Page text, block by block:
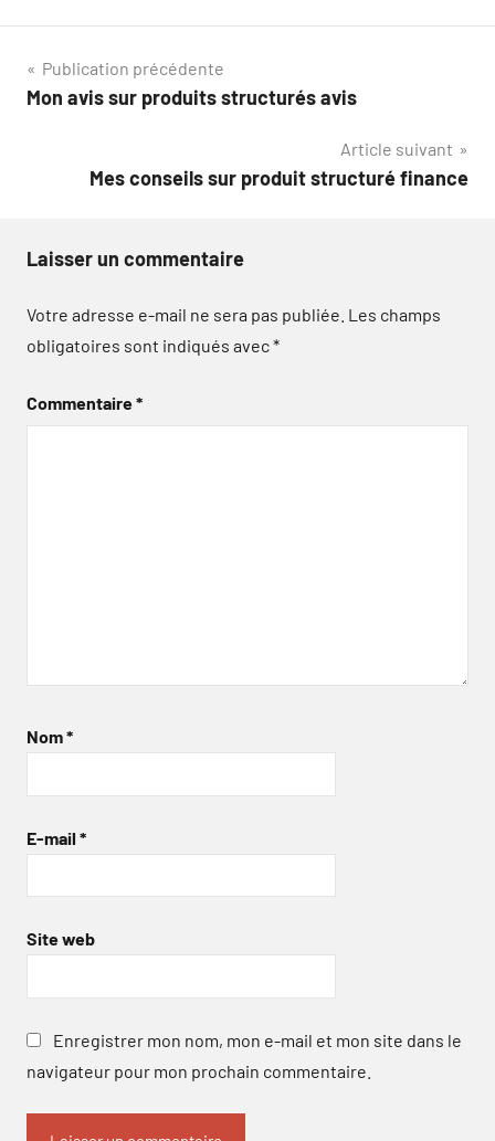
Navigation
de
Publication précédente
Mon avis sur produits structurés avis
Article suivant
Mes conseils sur produit structuré finance
Laisser un commentaire
Votre adresse e-mail ne sera pas publiée. Les champs
obligatoires sont indiqués avec*
Commentaire*
Nom*
E-mail *
Site web
Enregistrer mon nom, mon e-mail et mon site dans le
navigateur pour mon prochain commentaire.